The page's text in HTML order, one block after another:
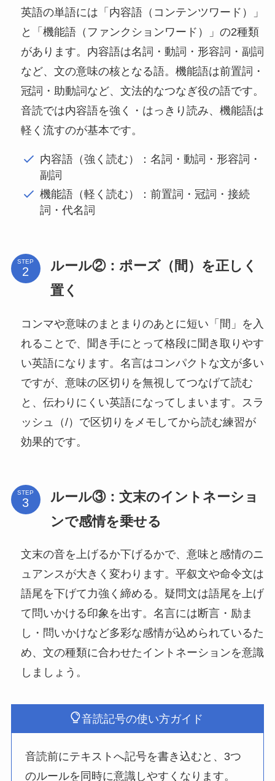
英語の単語には「内容語（コンテンツワード）」
と「機能語（ファンクションワード）」の2種類
があります。内容語は名詞・動詞・形容詞・副詞
など、文の意味の核となる語。機能語は前置詞・
冠詞・助動詞など、文法的なつなぎ役の語です。
音読では内容語を強く・はっきり読み、機能語は
軽く流すのが基本です。
内容語（強く読む）：名詞・動詞・形容詞・
副詞
機能語（軽く読む）：前置詞・冠詞・接続
詞・代名詞
STEP
ルール②：ポーズ（間）を正しく
置く
コンマや意味のまとまりのあとに短い「間」を入
れることで、聞き手にとって格段に聞き取りやす
い英語になります。名言はコンパクトな文が多い
ですが、意味の区切りを無視してつなげて読む
と、伝わりにくい英語になってしまいます。スラ
ッシュ（/）で区切りをメモしてから読む練習が
効果的です。
STEP
ルール③：文末のイントネーショ
ンで感情を乗せる
文末の音を上げるか下げるかで、意味と感情のニ
ュアンスが大きく変わります。平叙文や命令文は
語尾を下げて力強く締める。疑問文は語尾を上げ
て問いかける印象を出す。名言には断言・励ま
し・問いかけなど多彩な感情が込められているた
め、文の種類に合わせたイントネーションを意識
しましょう。
音読記号の使い方ガイド
音読前にテキストへ記号を書き込むと、3つ
のルールを同時に意識しやすくなります。